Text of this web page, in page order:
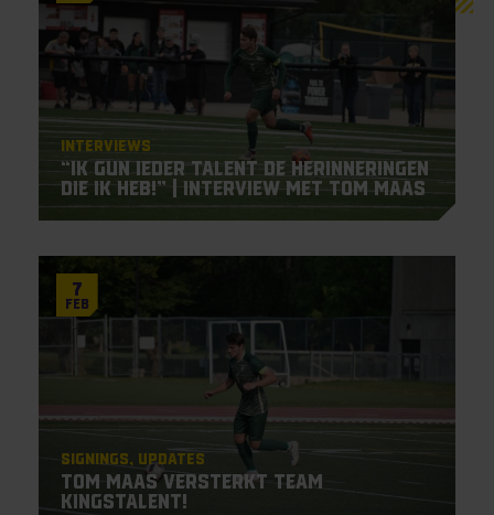
Interviews
“Ik gun ieder talent de herinneringen
die ik heb!” | Interview met Tom Maas
7
Feb
Signings Updates
Tom Maas versterkt team
KingsTalent!